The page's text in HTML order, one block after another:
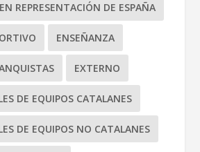
REPRESENTACIÓN DE ESPAÑA
ENSEÑANZA
EXTERNO
DE EQUIPOS CATALANES
DE EQUIPOS NO CATALANES